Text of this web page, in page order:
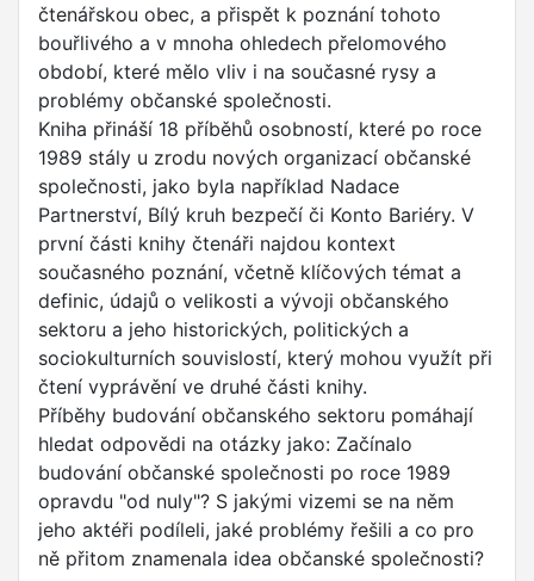
čtenářskou obec, a přispět k poznání tohoto
bouřlivého a v mnoha ohledech přelomového
období, které mělo vliv i na současné rysy a
problémy občanské společnosti.
Kniha přináší 18 příběhů osobností, které po roce
1989 stály u zrodu nových organizací občanské
společnosti, jako byla například Nadace
Partnerství, Bílý kruh bezpečí či Konto Bariéry. V
první části knihy čtenáři najdou kontext
současného poznání, včetně klíčových témat a
definic, údajů o velikosti a vývoji občanského
sektoru a jeho historických, politických a
sociokulturních souvislostí, který mohou využít při
čtení vyprávění ve druhé části knihy.
Příběhy budování občanského sektoru pomáhají
hledat odpovědi na otázky jako: Začínalo
budování občanské společnosti po roce 1989
opravdu "od nuly"? S jakými vizemi se na něm
jeho aktéři podíleli, jaké problémy řešili a co pro
ně přitom znamenala idea občanské společnosti?